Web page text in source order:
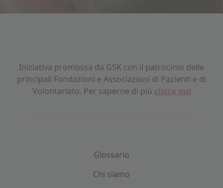
Iniziativa promossa da GSK con il patrocinio delle
principali Fondazioni e Associazioni di Pazienti e di
Volontariato. Per saperne di più clicca qui
Glossario
Chi siamo